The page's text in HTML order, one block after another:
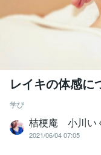
レイキの体感に
学び
桔梗庵 小川い
2021/06/04 07:05